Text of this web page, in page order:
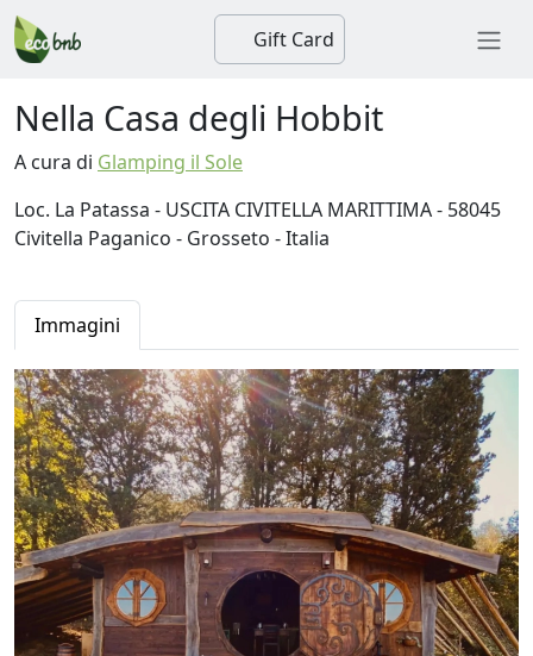
Gift Card
Nella Casa degli Hobbit
A cura di Glamping il Sole
Loc. La Patassa - USCITA CIVITELLA MARITTIMA - 58045
Civitella Paganico - Grosseto - Italia
Immagini